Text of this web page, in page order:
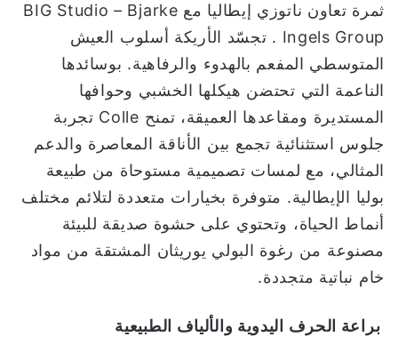
ثمرة تعاون ناتوزي إيطاليا مع BIG Studio – Bjarke
Ingels Group . تجسّد الأريكة أسلوب العيش
المتوسطي المفعم بالهدوء والرفاهية. بوسائدها
الناعمة التي تحتضن هيكلها الخشبي وحوافها
المستديرة ومقاعدها العميقة، تمنح Colle تجربة
جلوس استثنائية تجمع بين الأناقة المعاصرة والدعم
المثالي، مع لمسات تصميمية مستوحاة من طبيعة
بوليا الإيطالية. متوفرة بخيارات متعددة لتلائم مختلف
أنماط الحياة، وتحتوي على حشوة صديقة للبيئة
مصنوعة من رغوة البولي يوريثان المشتقة من مواد
خام نباتية متجددة.
براعة الحرف اليدوية والألياف الطبيعية